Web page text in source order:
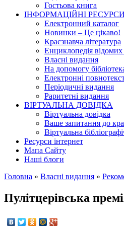
Гостьова книга
IНФОРМАЦIЙНI РЕСУРСИ
Електронний каталог
Новинки – Це цiкаво!
Краєзнавча література
Енциклопедія
Власнi видання
На допомогу
Електронні
Періодичні видання
Раритетні видання
ВIРТУАЛЬНА ДОВIДКА
Вiртуальна довiдка
Ваше запитання до
Вiртуальна
Ресурси інтернет
Мапа Сайту
Наші блоги
Головна » Власнi видання »
Пулітцерівська